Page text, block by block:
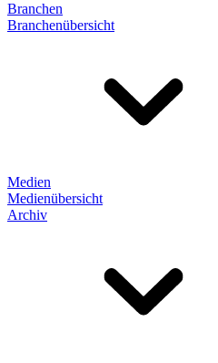
Branchen
Branchenübersicht
Medien
Medienübersicht
Archiv